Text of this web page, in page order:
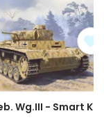
Wg.III - Smart Kit